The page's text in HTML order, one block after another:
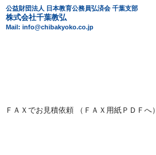
公益財団法人 日本教育公務員弘済会 千葉支部
株式会社千葉教弘
Mail: info@chibakyoko.co.jp
ＦＡＸでお見積依頼 （ＦＡＸ用紙ＰＤＦへ）